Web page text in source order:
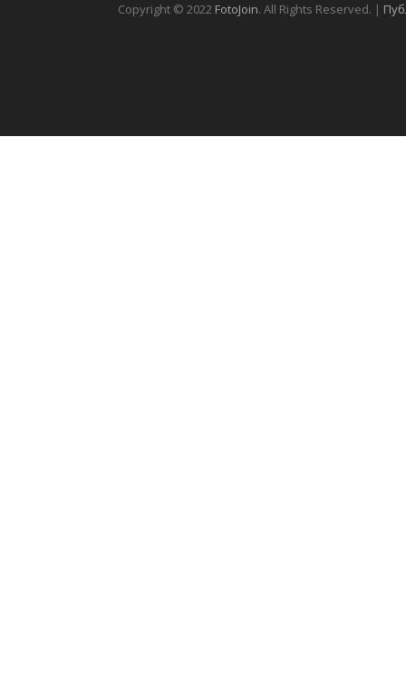
Copyright © 2022 FotoJoin. All Rights Reserved. |